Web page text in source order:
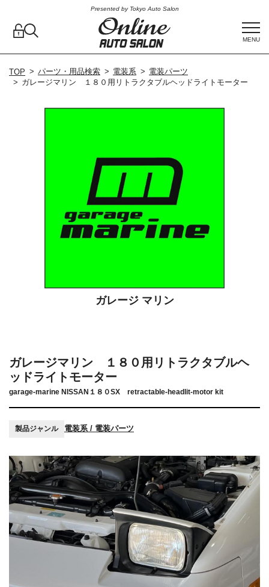
Presented by Tokyo Auto Salon
MENU
TOP パーツ・用品検索 電装系
電装パーツ
ガレージマリン １８０用リトラクタブルヘッドライトモーター
ガレージマリン １８０用リトラクタブルヘ
ッドライトモーター
garage-marine NISSAN１８０SX retractable-headlit-motor kit
製品ジャンル 電装系 / 電装パーツ
ガレージ マリン